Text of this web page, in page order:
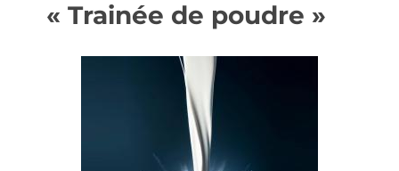
« Trainée de poudre »